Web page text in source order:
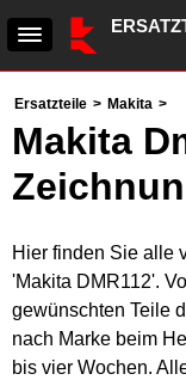
Ersatzteile > Makita >
Makita
Hier finden Sie alle
'Makita DMR112'.
gewünschten Teile
nach Marke beim
bis vier Wochen.